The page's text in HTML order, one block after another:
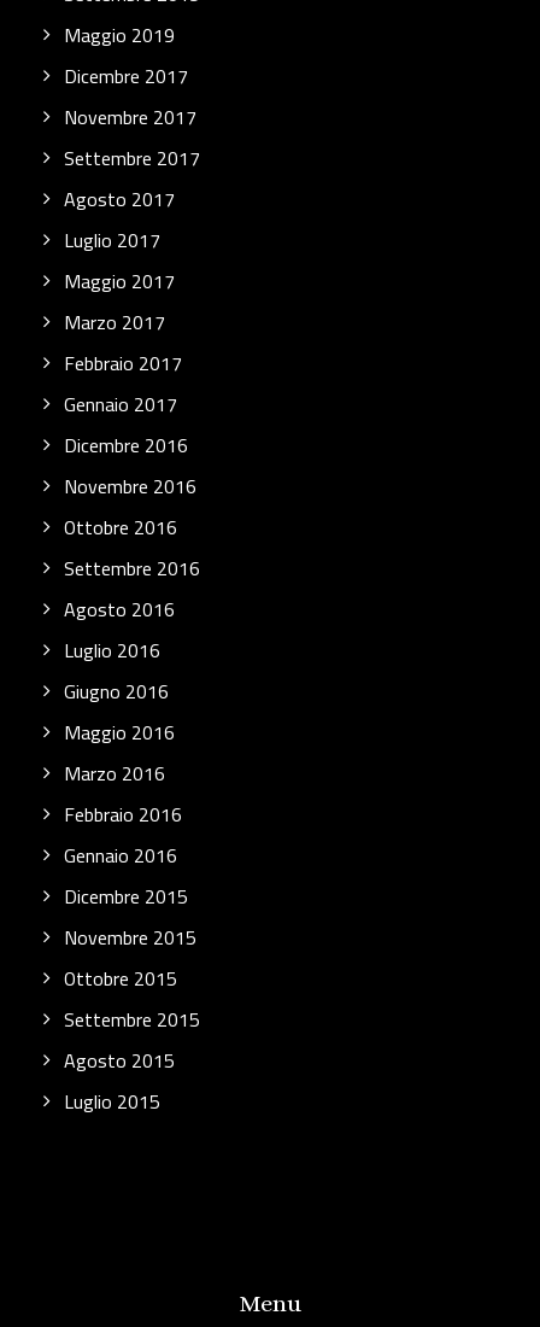
Maggio 2019
Dicembre 2017
Novembre 2017
Settembre 2017
Agosto 2017
Luglio 2017
Maggio 2017
Marzo 2017
Febbraio 2017
Gennaio 2017
Dicembre 2016
Novembre 2016
Ottobre 2016
Settembre 2016
Agosto 2016
Luglio 2016
Giugno 2016
Maggio 2016
Marzo 2016
Febbraio 2016
Gennaio 2016
Dicembre 2015
Novembre 2015
Ottobre 2015
Settembre 2015
Agosto 2015
Luglio 2015
Menu